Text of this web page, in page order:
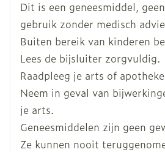
laatste manische episode
Onderhoudsdosis: 5 tot 20
Tijdens of buiten de maaltijden
De tabletten geheel met
Breedte 81 mm
Lengte
Diepte 71 mm
Hoeveelheid
Verpakking
56
Dit is een geneesmiddel,
gebruik zonder medisch
Buiten bereik van kinderen
Lees de bijsluiter zorgvuldig.
Raadpleeg je arts of
Neem in geval van
je arts.
Geneesmiddelen zijn geen
Ze kunnen nooit